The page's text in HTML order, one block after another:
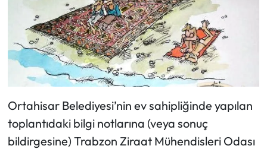
Ortahisar Belediyesi’nin ev sahipliğinde yapılan
toplantıdaki bilgi notlarına (veya sonuç
bildirgesine) Trabzon Ziraat Mühendisleri Odası